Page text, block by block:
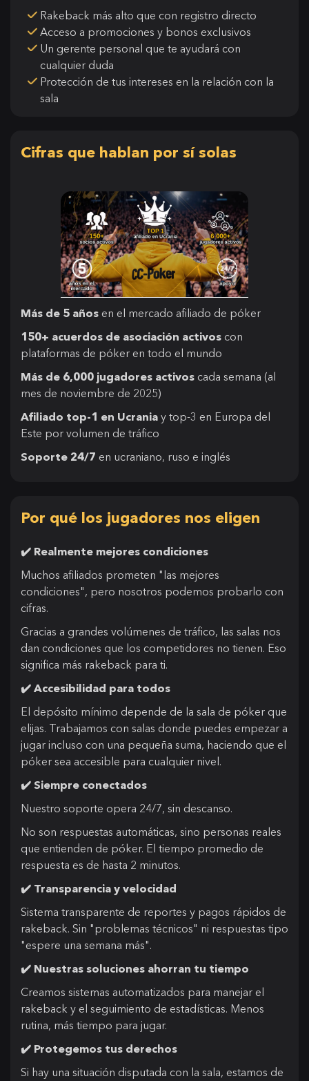
Rakeback más alto que con registro directo
Acceso a promociones y bonos exclusivos
Un gerente personal que te ayudará con
cualquier duda
Protección de tus intereses en la relación con la
sala
Cifras que hablan por sí solas
Más de 5 años en el mercado afiliado de póker
150+ acuerdos de asociación activos con
plataformas de póker en todo el mundo
Más de 6,000 jugadores activos cada semana (al
mes de noviembre de 2025)
Afiliado top-1 en Ucrania y top-3 en Europa del
Este por volumen de tráfico
Soporte 24/7 en ucraniano, ruso e inglés
Por qué los jugadores nos eligen
✔️ Realmente mejores condiciones
Muchos afiliados prometen "las mejores
condiciones", pero nosotros podemos probarlo con
cifras.
Gracias a grandes volúmenes de tráfico, las salas nos
dan condiciones que los competidores no tienen. Eso
significa más rakeback para ti.
✔️ Accesibilidad para todos
El depósito mínimo depende de la sala de póker que
elijas. Trabajamos con salas donde puedes empezar a
jugar incluso con una pequeña suma, haciendo que el
póker sea accesible para cualquier nivel.
✔️ Siempre conectados
Nuestro soporte opera 24/7, sin descanso.
No son respuestas automáticas, sino personas reales
que entienden de póker. El tiempo promedio de
respuesta es de hasta 2 minutos.
✔️ Transparencia y velocidad
Sistema transparente de reportes y pagos rápidos de
rakeback. Sin "problemas técnicos" ni respuestas tipo
"espere una semana más".
✔️ Nuestras soluciones ahorran tu tiempo
Creamos sistemas automatizados para manejar el
rakeback y el seguimiento de estadísticas. Menos
rutina, más tiempo para jugar.
✔️ Protegemos tus derechos
Si hay una situación disputada con la sala, estamos de